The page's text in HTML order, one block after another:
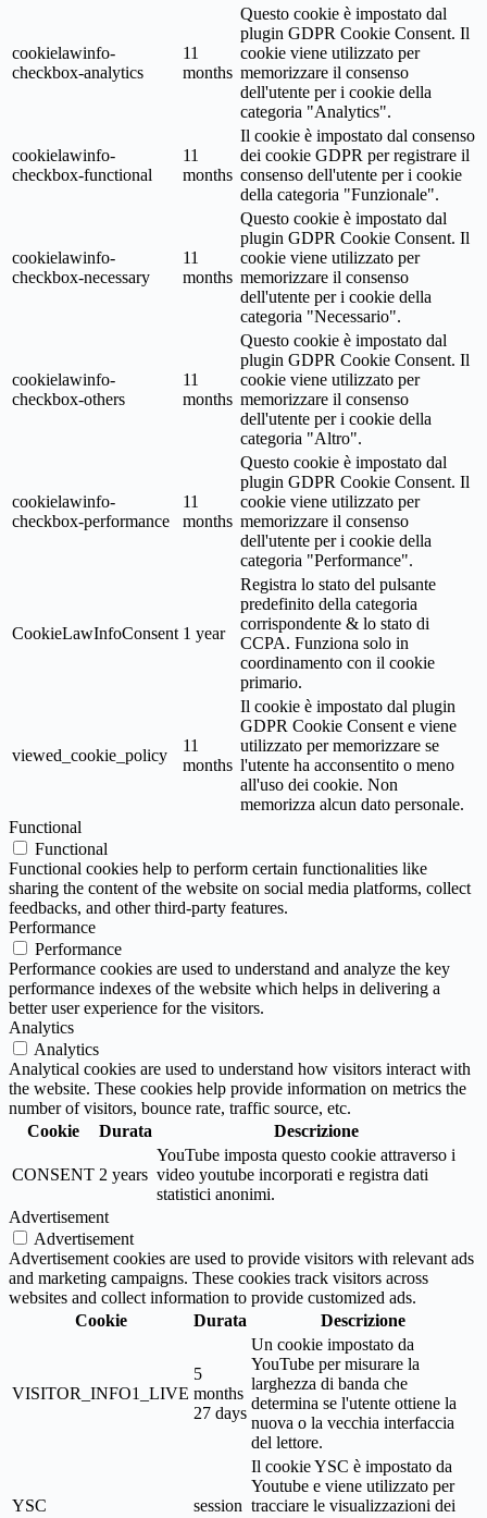
cookielawinfo-
checkbox-analytics
11
months
Questo cookie è impostato dal
plugin GDPR Cookie Consent. Il
cookie viene utilizzato per
memorizzare il consenso
dell'utente per i cookie della
categoria "Analytics".
cookielawinfo-
checkbox-functional
11
months
Il cookie è impostato dal consenso
dei cookie GDPR per registrare il
consenso dell'utente per i cookie
della categoria "Funzionale".
cookielawinfo-
checkbox-necessary
11
months
Questo cookie è impostato dal
plugin GDPR Cookie Consent. Il
cookie viene utilizzato per
memorizzare il consenso
dell'utente per i cookie della
categoria "Necessario".
cookielawinfo-
checkbox-others
11
months
Questo cookie è impostato dal
plugin GDPR Cookie Consent. Il
cookie viene utilizzato per
memorizzare il consenso
dell'utente per i cookie della
categoria "Altro".
cookielawinfo-
checkbox-performance
11
months
Questo cookie è impostato dal
plugin GDPR Cookie Consent. Il
cookie viene utilizzato per
memorizzare il consenso
dell'utente per i cookie della
categoria "Performance".
CookieLawInfoConsent 1 year
Registra lo stato del pulsante
predefinito della categoria
corrispondente & lo stato di
CCPA. Funziona solo in
coordinamento con il cookie
primario.
viewed_cookie_policy
11
months
Il cookie è impostato dal plugin
GDPR Cookie Consent e viene
utilizzato per memorizzare se
l'utente ha acconsentito o meno
all'uso dei cookie. Non
memorizza alcun dato personale.
Functional
Functional
Functional cookies help to perform certain functionalities like
sharing the content of the website on social media platforms, collect
feedbacks, and other third-party features.
Performance
Performance
Performance cookies are used to understand and analyze the key
performance indexes of the website which helps in delivering a
better user experience for the visitors.
Analytics
Analytics
Analytical cookies are used to understand how visitors interact with
the website. These cookies help provide information on metrics the
number of visitors, bounce rate, traffic source, etc.
Cookie
Durata Descrizione
CONSENT 2 years
YouTube imposta questo cookie attraverso i
video youtube incorporati e registra dati
statistici anonimi.
Advertisement
Advertisement
Advertisement cookies are used to provide visitors with relevant ads
and marketing campaigns. These cookies track visitors across
websites and collect information to provide customized ads.
Cookie
Durata Descrizione
VISITOR_INFO1_LIVE
5
months
27 days
Un cookie impostato da
YouTube per misurare la
larghezza di banda che
determina se l'utente ottiene la
nuova o la vecchia interfaccia
del lettore.
YSC session
Il cookie YSC è impostato da
Youtube e viene utilizzato per
tracciare le visualizzazioni dei